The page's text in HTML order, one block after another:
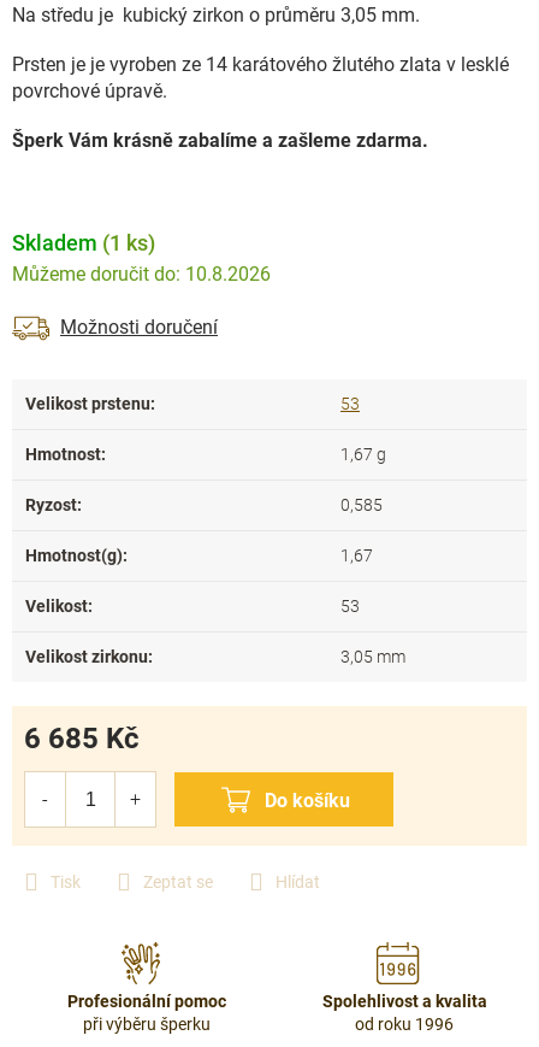
Na středu je kubický zirkon o průměru 3,05 mm.
Prsten je je vyroben ze 14 karátového žlutého zlata v lesklé
povrchové úpravě.
Šperk Vám krásně zabalíme a zašleme zdarma.
Tisk Zeptat se Hlídat
Skladem (1 ks)
10.8.2026
Možnosti doručení
6 685 Kč
Velikost prstenu: 53
Hmotnost: 1,67 g
Ryzost: 0,585
Hmotnost(g): 1,67
Velikost: 53
Velikost zirkonu: 3,05 mm
Profesionální pomoc
při výběru šperku
Spolehlivost a kvalita
od roku 1996